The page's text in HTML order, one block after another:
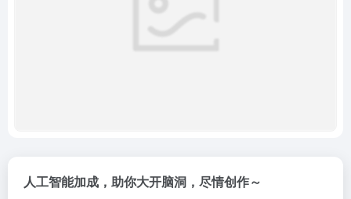
人工智能加成，助你大开脑洞，尽情创作～